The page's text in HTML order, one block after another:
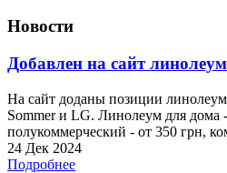
Новости
Добавлен на сайт
На сайт доданы позиции
Sommer и LG. Линолеум для дома
полукоммерческий - от 350 грн,
24 Дек 2024
Подробнее